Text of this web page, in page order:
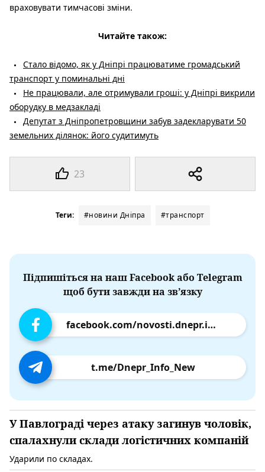
23
враховувати тимчасові зміни.
Читайте також:
Стало відомо, як у Дніпрі працюватиме громадський
транспорт у поминальні дні
Не працювали, але отримували гроші: у Дніпрі викрили
оборудку в медзакладі
Депутат з Дніпропетровщини забув задекларувати 50
земельних ділянок: його судитимуть
Теги: #новини Дніпра #транспорт
Підпишіться на наш Facebook або Telegram
щоб бути завжди на зв’язку
facebook.com/novosti.dnepr.info
t.me/Dnepr_Info_New
У Павлограді через атаку загинув чоловік,
спалахнули склади логістичних компаній
Ударили по складах.